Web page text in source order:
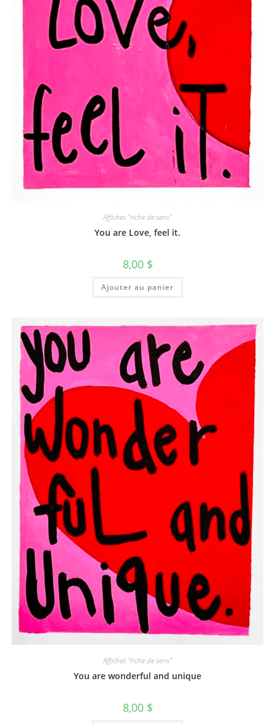
Affiches "riche de sens"
You are Love, feel it.
8,00 $
Ajouter au panier
Affiches "riche de sens"
You are wonderful and unique
8,00 $